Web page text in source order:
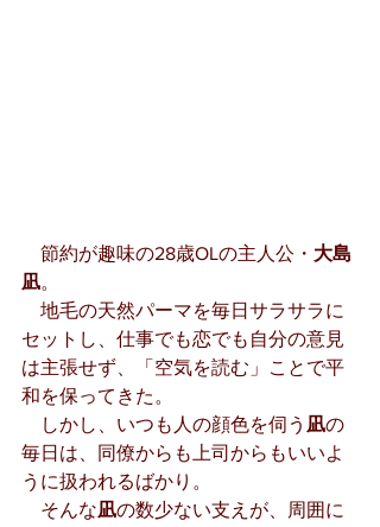
節約が趣味の28歳OLの主人公・ 大島
凪。
地毛の天然パーマを毎日サラサラに
セットし、仕事でも恋でも自分の意見
は主張せず、「空気を読む」ことで平
和を保ってきた。
しかし、いつも人の顔色を伺う 凪の
毎日は、同僚からも上司からもいいよ
うに扱われるばかり。
そんな凪の数少ない支えが、周囲に